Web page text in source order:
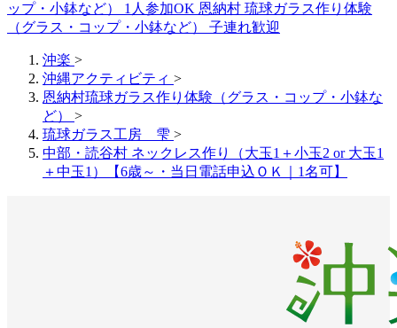
ップ・小鉢など） 1人参加OK 恩納村 琉球ガラス作り体験
（グラス・コップ・小鉢など） 子連れ歓迎
沖楽 >
沖縄アクティビティ >
恩納村琉球ガラス作り体験（グラス・コップ・小鉢な
ど） >
琉球ガラス工房 雫 >
中部・読谷村 ネックレス作り（大玉1＋小玉2 or 大玉1
＋中玉1）【6歳～・当日電話申込ＯＫ｜1名可】